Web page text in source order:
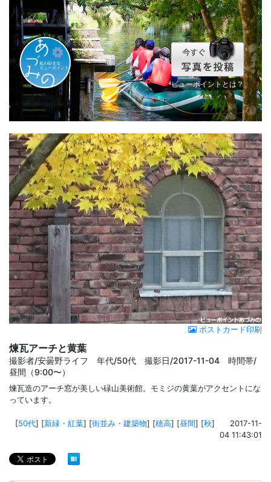
ビューポイントとは？
ポストカード印刷
煉瓦アーチと黄葉
撮影者/安曇野ライフ 年代/50代 撮影日/2017-11-04 時間帯/
昼間（9:00〜）
煉瓦造のアーチ窓が美しい碌山美術館。モミジの黄葉がアクセントにな
っています。
[50代] [新緑・紅葉] [街並み・建築物] [穂高] [昼間] [秋]
2017-11-
04 11:43:01